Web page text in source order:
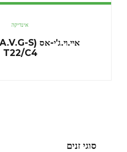
אינדיקה
T22/C4
סוגי זנים